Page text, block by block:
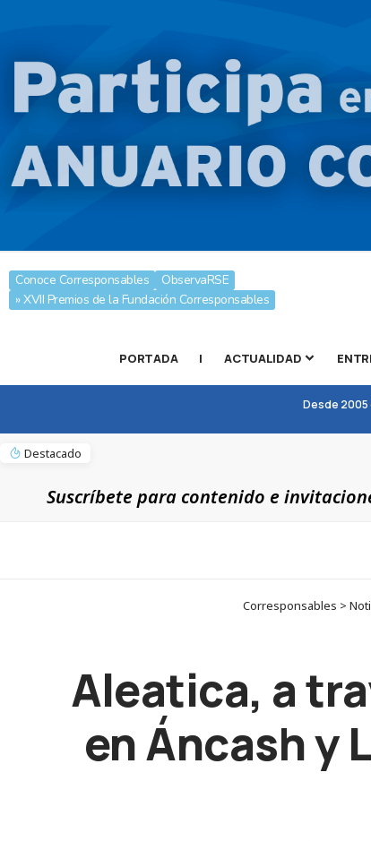
Conoce Corresponsables
ObservaRSE
» XVII Premios de la Fundación Corresponsables
PORTADA | ACTUALIDAD
Desde 2005
Destacado
Suscríbete para contenido e
Corresponsables >
Aleatica, a
en Áncash y